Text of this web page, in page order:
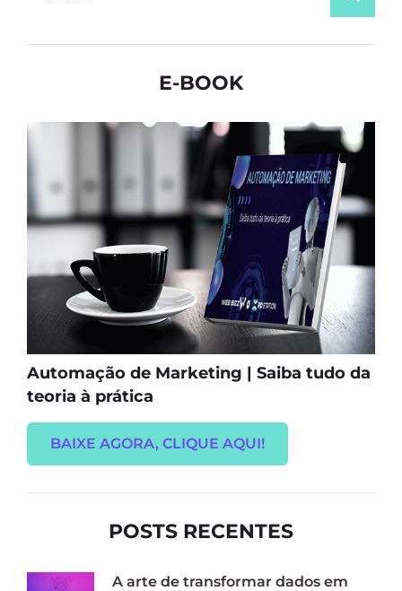
E-BOOK
Automação de Marketing | Saiba tudo da
teoria à prática
BAIXE AGORA, CLIQUE AQUI!
POSTS RECENTES
A arte de transformar dados em